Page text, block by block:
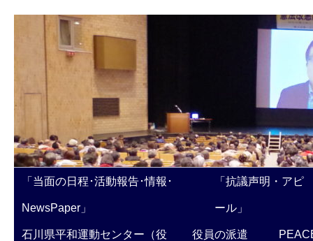
「当面の日程･活動報告･情報･
NewsPaper」
「抗議声明・アピ
ール」
石川県平和運動センター（役 役員の派遣